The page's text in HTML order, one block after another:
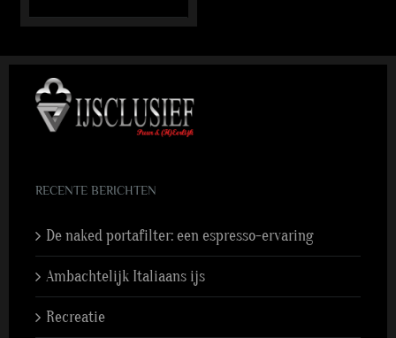
RECENTE BERICHTEN
De naked portafilter: een espresso-ervaring
Ambachtelijk Italiaans ijs
Recreatie